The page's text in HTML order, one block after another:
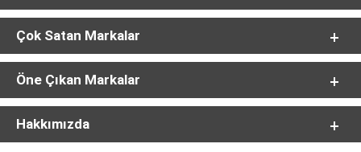
Çok Satan Markalar
Öne Çıkan Markalar
Hakkımızda